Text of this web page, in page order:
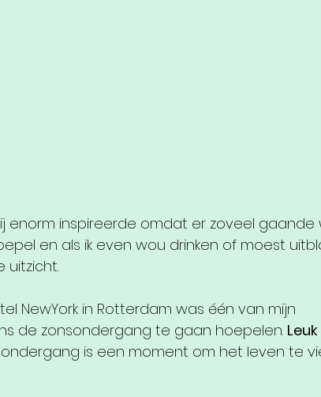
enorm inspireerde omdat er zoveel gaande
en als ik even wou drinken of moest
uitzicht.
NewYork in Rotterdam was één van mijn
de zonsondergang te gaan hoepelen.
is een moment om het leven te